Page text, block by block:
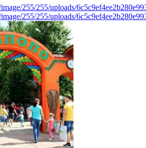
255/255/uploads/
255/255/uploads/